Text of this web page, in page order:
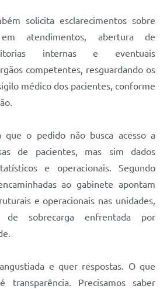
solicita esclarecimentos sobre
atendimentos, abertura de
internas e eventuais
competentes, resguardando os
médico dos pacientes, conforme
que o pedido não busca acesso a
de pacientes, mas sim dados
e operacionais. Segundo
ao gabinete apontam
e operacionais nas unidades,
sobrecarga enfrentada por
e quer respostas. O que
transparência. Precisamos saber